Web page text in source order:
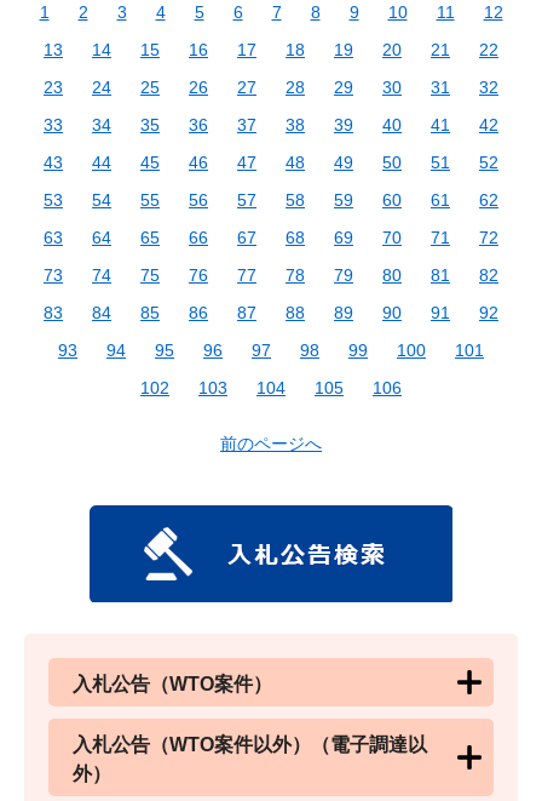
1 2 3 4 5 6 7 8 9 10 11
12
13
14 15 16 17 18 19 20 21
22
23
24 25 26 27 28 29 30 31
32
33
34 35 36 37 38 39 40 41
42
43
44 45 46 47 48 49 50 51
52
53
54 55 56 57 58 59 60 61
62
63
64 65 66 67 68 69 70 71
72
73
74 75 76 77 78 79 80 81
82
83
84 85 86 87 88 89 90 91
92
93
94 95 96 97 98 99 100
101
102
103 104 105 106
前のページへ
入札公告（WTO案件）
入札公告（WTO案件以外）（電子調達以
外）